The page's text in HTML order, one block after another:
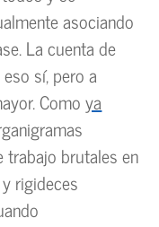
asociando
La cuenta de
sí, pero a
Comoya
trabajo brutales en
rigideces